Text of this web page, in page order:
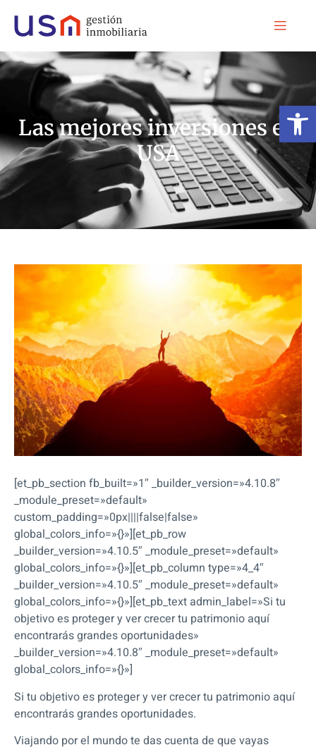
Abrir
Las mejores inversiones en
USA
[et_pb_section fb_built=»1″ _builder_version=»4.10.8″
_module_preset=»default»
custom_padding=»0px||||false|false»
global_colors_info=»{}»][et_pb_row
_builder_version=»4.10.5″ _module_preset=»default»
global_colors_info=»{}»][et_pb_column type=»4_4″
_builder_version=»4.10.5″ _module_preset=»default»
global_colors_info=»{}»][et_pb_text admin_label=»Si tu
objetivo es proteger y ver crecer tu patrimonio aquí
encontrarás grandes oportunidades»
_builder_version=»4.10.8″ _module_preset=»default»
global_colors_info=»{}»]
Si tu objetivo es proteger y ver crecer tu patrimonio aquí
encontrarás grandes oportunidades.
Viajando por el mundo te das cuenta de que vayas